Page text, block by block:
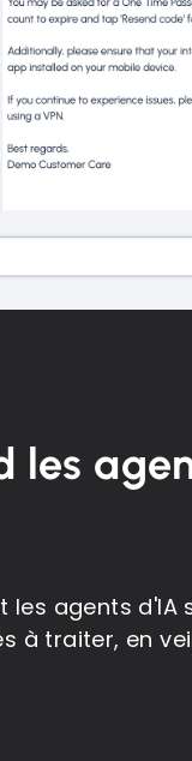
les
les agents
à traiter, en